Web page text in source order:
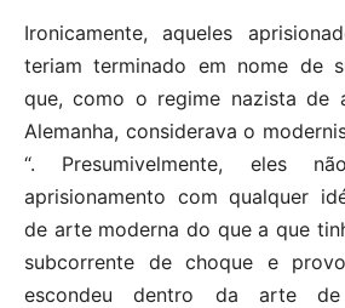
Ironicamente, aqueles
teriam terminado em nome de
que, como o regime nazista de
Alemanha, considerava o
“. Presumivelmente, eles
aprisionamento com qualquer
de arte moderna do que a que
subcorrente de choque e
escondeu dentro da arte de